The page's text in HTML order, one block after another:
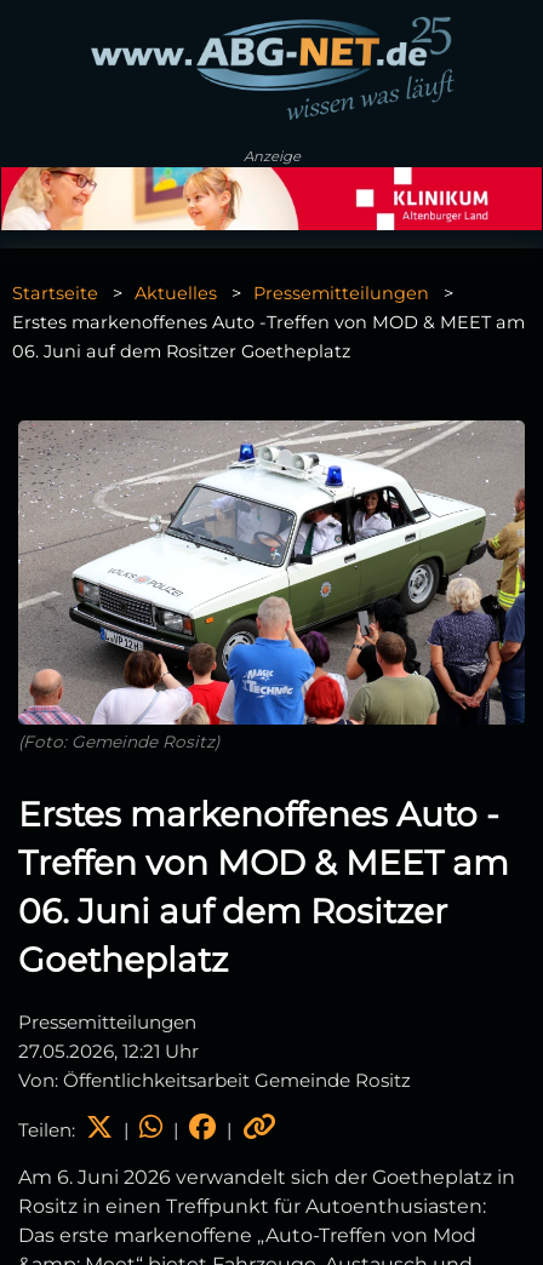
Anzeige
Startseite Aktuelles
Pressemitteilungen
Erstes markenoffenes Auto -Treffen von MOD & MEET am
06. Juni auf dem Rositzer Goetheplatz
(Foto: Gemeinde Rositz)
Erstes markenoffenes Auto -
Treffen von MOD & MEET am
06. Juni auf dem Rositzer
Goetheplatz
Pressemitteilungen
27.05.2026, 12:21 Uhr
Von: Öffentlichkeitsarbeit Gemeinde Rositz
Teilen: | | |
Am 6. Juni 2026 verwandelt sich der Goetheplatz in
Rositz in einen Treffpunkt für Autoenthusiasten:
Das erste markenoffene „Auto‑Treffen von Mod